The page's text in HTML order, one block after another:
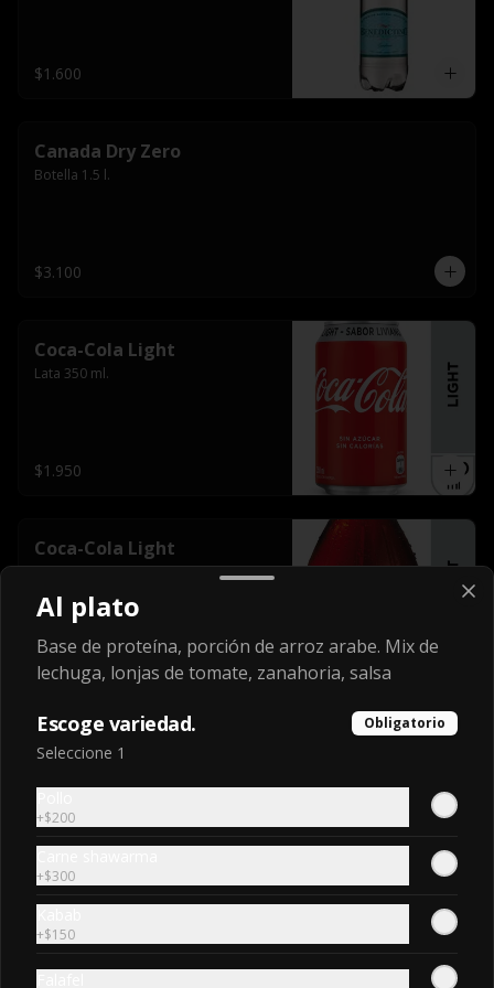
$1.600
Canada Dry Zero
Botella 1.5 l.
$3.100
Coca-Cola Light
Lata 350 ml.
$1.950
Coca-Cola Light
Botella 1.5 l.
$3.000
Coca-Cola Original
$1.950
Coca-Cola Original
Botella 1.5 l.
Al plato
Base de proteína, porción de arroz arabe. Mix de
lechuga, lonjas de tomate, zanahoria, salsa
Escoge variedad. Obligatorio
Seleccione 1
+$200
+$300
+$150